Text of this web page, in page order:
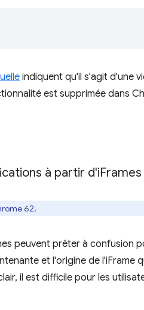
indiquent qu'il s'agit d'une
est supprimée dans
à partir d'i
62.
peuvent prêter à confusion
et l'origine de l'iFrame
il est difficile pour les